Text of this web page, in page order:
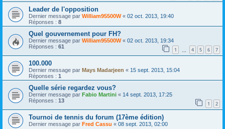
Leader de l'opposition
Dernier message par William95500W« 02 oct. 2013, 19:40
Réponses : 8
Quel gouvernement pour FH?
Dernier message par William95500W« 02 oct. 2013, 19:34
Réponses : 61 1 4 5 6 7
100.000
Dernier message par Mays Madarjeen « 15 sept. 2013, 15:04
Réponses : 1
Quelle série regardez vous?
Dernier message par Fabio Martini « 14 sept. 2013, 17:25
Réponses : 13 1 2
Tournoi de tennis du forum (17ème édition)
Dernier message par Fred Cassu « 08 sept. 2013, 02:00